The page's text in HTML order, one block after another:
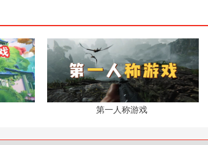
第一人称游戏